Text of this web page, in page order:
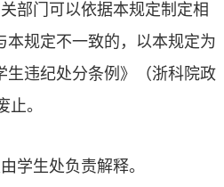
部门可以依据本规定制定相
本规定不一致的，以本规定为
生违纪处分条例》（浙科院政
止。
学生处负责解释。